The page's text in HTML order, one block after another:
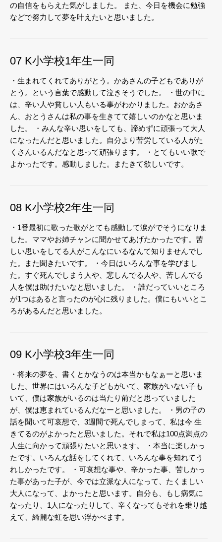
の自信をもらえた気がしました。
また、今日を機会に勉強
などで努力して夢を叶えたいと思いました。
07 K小学校1年生一同
・生まれてくれてありがとう。かあさんの子どもでありが
とう。という言葉で感動して泣きそうでした。
・世の中に
は、辛い人や貧しい人もいる事がわかりました。おかあさ
ん、おとうさんは私の事を生きてて嬉しいのかなと思いま
した。
・みんな辛い思いをしても、諦めずに頑張って大人
になったんだと思いました。自分より苦労している人がた
くさんいるんだなと思って頑張ります。
・とてもいい歌で
よかったです。感動しました。またきて欲しいです。
08 K小学校2年生一同
・1番最初に歌った歌がとても感動して涙がでそうになりま
した。ママやお姉チャンに聞かせてあげたかったです。苦
しい思いをしてる人がこんなにいるなんて知りませんでし
た。また聞きたいです。
・今日はいろんな事を学びまし
た。すぐ死んでしまう人や、悲しんでる人や、苦しんでる
人を僕は助けたいなと思いました。
・誰だっていいところ
が1つはあると言ったのが心に残りました。僕にもいいとこ
ろがあるんだと思いました。
09 K小学校3年生一同
・将来の夢を、書くとかなうのは本当かもなぁーと思いま
した。世界にはいろんな子どもがいて、家族がいない子も
いて、僕は家族がいるのは当たり前だと思っていました
が、僕は恵まれているんだなーと思いました。
・男の子の
話を聞いて可哀想で、3週間で死んでしまって、私は今 生
きてるのがよかったと思いました。それで私は100点満点の
人生に向かって頑張りたいと思います。
・本当に楽しかっ
たです。いろんな話をしてくれて、いろんな事を知れてう
れしかったです。
・可哀想な事や、辛かった事、苦しかっ
た事があった子が、今では立派な人になって、たくましい
大人になって、よかったと思います。自分も、もし病気に
なったり、1人になったりして、辛くなってもそれを乗り越
えて、綺麗な虹を思い浮かべます。